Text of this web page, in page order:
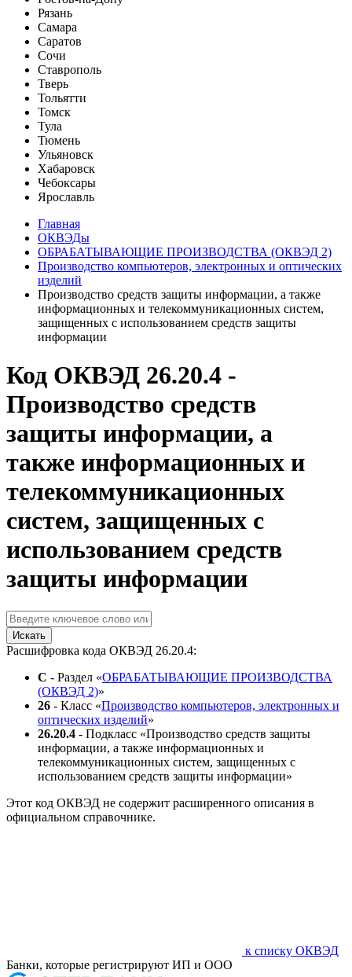
Рязань
Самара
Саратов
Сочи
Ставрополь
Тверь
Тольятти
Томск
Тула
Тюмень
Ульяновск
Хабаровск
Чебоксары
Ярославль
Главная
ОКВЭДы
ОБРАБАТЫВАЮЩИЕ ПРОИЗВОДСТВА (ОКВЭД 2)
Производство компьютеров, электронных и оптических
изделий
Производство средств защиты информации, а также
информационных и телекоммуникационных систем,
защищенных с использованием средств защиты
информации
Код ОКВЭД 26.20.4 -
Производство средств
защиты информации, а
также информационных и
телекоммуникационных
систем, защищенных с
использованием средств
защиты информации
Искать
Расшифровка кода ОКВЭД 26.20.4:
C - Раздел «ОБРАБАТЫВАЮЩИЕ ПРОИЗВОДСТВА
(ОКВЭД 2)»
26 - Класс «Производство компьютеров, электронных и
оптических изделий»
26.20.4 - Подкласс «Производство средств защиты
информации, а также информационных и
телекоммуникационных систем, защищенных с
использованием средств защиты информации»
Этот код ОКВЭД не содержит расширенного описания в
официальном справочнике.
к списку ОКВЭД
Банки, которые регистрируют ИП и ООО